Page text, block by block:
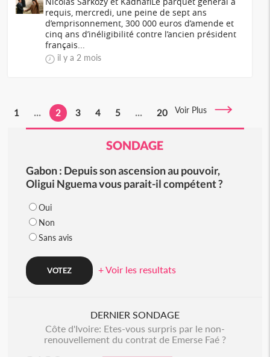
requis, mercredi, une peine de sept ans
d’emprisonnement, 300 000 euros d’amende et
cinq ans d’inéligibilité contre l’ancien président
français...
il y a 2 mois
1 ... 2 3 4 5 ... 20 Voir Plus
SONDAGE
Gabon : Depuis son ascension au pouvoir,
Oligui Nguema vous parait-il compétent ?
Oui
Non
Sans avis
+ Voir les resultats
DERNIER SONDAGE
Côte d'Ivoire: Etes-vous surpris par le non-
renouvellement du contrat de Emerse Faé ?